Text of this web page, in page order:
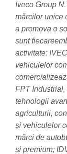
Iveco Group
mărcilor unice
a promova o
sunt
activitate:
vehiculelor
FPT
tehnologii
agriculturii,
și vehiculelor
mărci de
și premium;